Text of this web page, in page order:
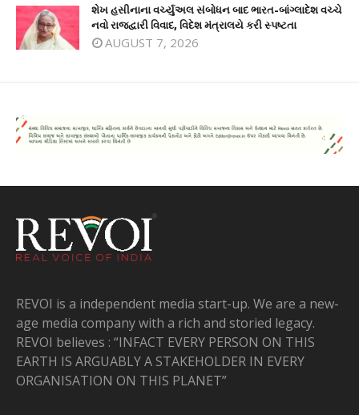
શેખ હસીનાના વર્ચ્યુઅલ સંબોધન બાદ ભારત-બાંગ્લાદેશ વચ્ચે
નવો રાજદ્વારી વિવાદ, વિદેશ મંત્રાલયે કરી સ્પષ્ટતા
AUGUST 7, 2026
REVOI is a independent media start-up. We are a new-
age media company with a rich and storied legacy.
REVOI believes : “INFACT EVERY PERSON ON THIS
EARTH IS ARGUABLY A STAKEHOLDER IN EVERY
ORGANISATION ON THIS PLANET”